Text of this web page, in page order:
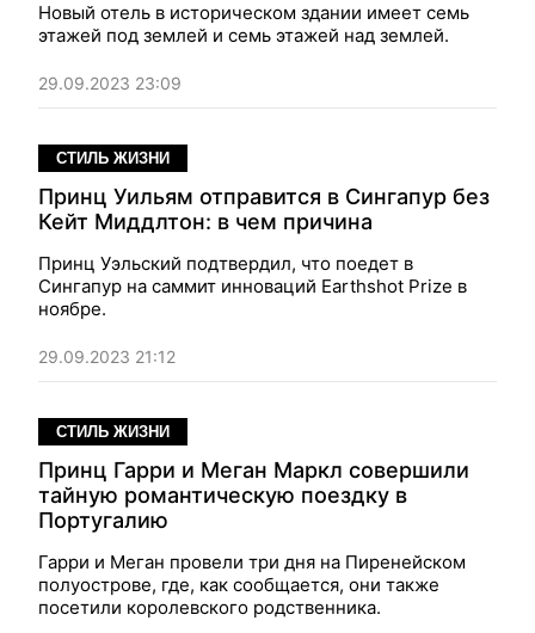
Новый отель в историческом здании имеет семь
этажей под землей и семь этажей над землей.
29.09.2023 23:09
СТИЛЬ ЖИЗНИ
Принц Уильям отправится в Сингапур без
Кейт Миддлтон: в чем причина
Принц Уэльский подтвердил, что поедет в
Сингапур на саммит инноваций Earthshot Prize в
ноябре.
29.09.2023 21:12
СТИЛЬ ЖИЗНИ
Принц Гарри и Меган Маркл совершили
тайную романтическую поездку в
Португалию
Гарри и Меган провели три дня на Пиренейском
полуострове, где, как сообщается, они также
посетили королевского родственника.